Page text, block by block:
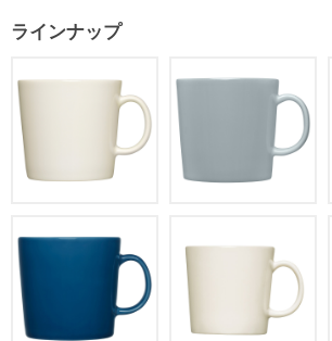
ラインナップ